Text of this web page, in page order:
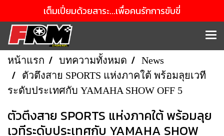
เต็มเปี่ยมด้วยสาระ...เพื่อคนรักการขับขี่
หน้าแรก บทความทั้งหมด
News
ตัวตึงสาย SPORTS แห่งภาคใต้ พร้อมลุยเวที
ระดับประเทศกับ YAMAHA SHOW OFF 5
ตัวตึงสาย SPORTS แห่งภาคใต้ พร้อมลุย
เวทีระดับประเทศกับ YAMAHA SHOW